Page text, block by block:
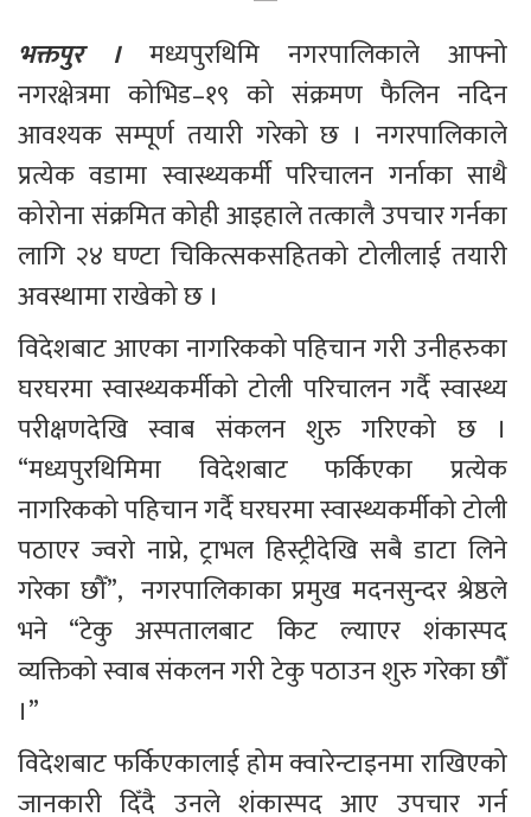
भक्तपुर । मध्यपुरथिमि नगरपालिकाले आफ्नो
नगरक्षेत्रमा कोभिड–१९ को संक्रमण फैलिन नदिन
आवश्यक सम्पूर्ण तयारी गरेको छ । नगरपालिकाले
प्रत्येक वडामा स्वास्थ्यकर्मी परिचालन गर्नाका साथै
कोरोना संक्रमित कोही आइहाले तत्कालै उपचार गर्नका
लागि २४ घण्टा चिकित्सकसहितको टोलीलाई तयारी
अवस्थामा राखेको छ ।
विदेशबाट आएका नागरिकको पहिचान गरी उनीहरुका
घरघरमा स्वास्थ्यकर्मीको टोली परिचालन गर्दै स्वास्थ्य
परीक्षणदेखि स्वाब संकलन शुरु गरिएको छ ।
“मध्यपुरथिमिमा विदेशबाट फर्किएका प्रत्येक
नागरिकको पहिचान गर्दै घरघरमा स्वास्थ्यकर्मीको टोली
पठाएर ज्वरो नाप्ने, ट्राभल हिस्ट्रीदेखि सबै डाटा लिने
गरेका छौँ”,  नगरपालिकाका प्रमुख मदनसुन्दर श्रेष्ठले
भने “टेकु अस्पतालबाट किट ल्याएर शंकास्पद
व्यक्तिको स्वाब संकलन गरी टेकु पठाउन शुरु गरेका छौँ
।”
विदेशबाट फर्किएकालाई होम क्वारेन्टाइनमा राखिएको
जानकारी दिँदै उनले शंकास्पद आए उपचार गर्न